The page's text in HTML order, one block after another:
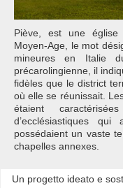
Piève, est une église
Moyen-Age, le mot
mineures en Italie
précarolingienne, il
fidèles que le district
où elle se réunissait.
étaient
d’ecclésiastiques
possédaient un vaste
chapelles annexes.
Un progetto ideato e